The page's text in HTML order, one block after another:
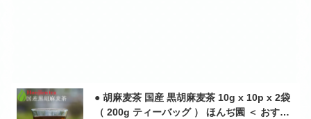
● 胡麻麦茶 国産 黒胡麻麦茶 10g x 10p x 2袋
（ 200g ティーバッグ ） ほんぢ園 ＜ おすす